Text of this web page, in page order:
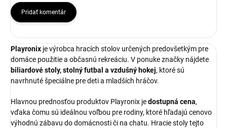
Pridať komentár
Playronix je výrobca hracích stolov určených predovšetkým pre
domáce použitie a občasnú rekreáciu. V ponuke značky nájdete
biliardové stoly, stolný futbal a vzdušný hokej, ktoré sú
navrhnuté špeciálne pre deti a mladších hráčov.
Hlavnou prednosťou produktov Playronix jedostupná cena,
vďaka čomu sú ideálnou voľbou pre rodiny, ktoré hľadajú cenovo
výhodnú zábavu do domácnosti či na chatu. Hracie stoly tejto